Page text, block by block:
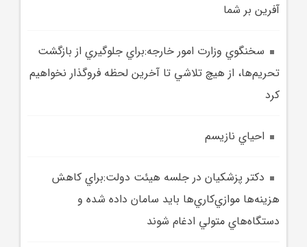
آفرين بر شما
سخنگوي وزارت امور خارجه:براي جلوگيري از بازگشت
تحريم‌ها، از هيچ تلاشي تا آخرين لحظه فروگذار نخواهيم
کرد
احياي نازيسم
دکتر پزشکيان در جلسه هيئت دولت:براي کاهش
هزينه‌ها موازي‌کاري‌ها بايد سامان داده شده و
دستگاه‌هاي متولي ادغام شوند